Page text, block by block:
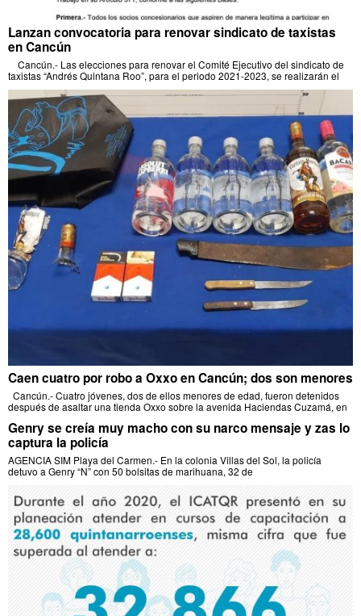
Lanzan convocatoria para renovar sindicato de taxistas
en Cancún
Cancún.- Las elecciones para renovar el Comité Ejecutivo del sindicato de
taxistas “Andrés Quintana Roo”, para el periodo 2021-2023, se realizarán el
Caen cuatro por robo a Oxxo en Cancún; dos son menores
Cancún.- Cuatro jóvenes, dos de ellos menores de edad, fueron detenidos
después de asaltar una tienda Oxxo sobre la avenida Haciendas Cuzamá, en
Genry se creía muy macho con su narco mensaje y zas lo
captura la policía
AGENCIA SIM Playa del Carmen.- En la colonia Villas del Sol, la policía
detuvo a Genry “N” con 50 bolsitas de marihuana, 32 de